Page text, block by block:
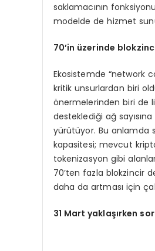
saklamacının
modelde de hizmet
70’in üzerinde
Ekosistemde “network
kritik unsurlardan biri
önermelerinden biri de
desteklediği ağ
yürütüyor. Bu anlamda
kapasitesi; mevcut
tokenizasyon gibi
70’ten fazla blokzincir
daha da artması için
31 Mart yaklaşırken